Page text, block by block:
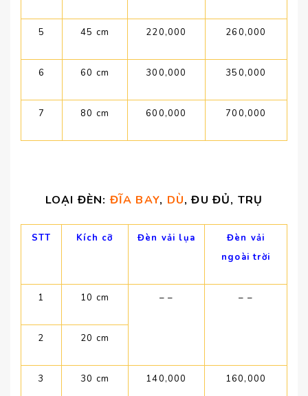
5 45 cm 220,000 260,000
6 60 cm 300,000 350,000
7 80 cm 600,000 700,000
LOẠI ĐÈN:ĐĨA BAY, DÙ, ĐU ĐỦ, TRỤ
STT Kích cỡ Đèn vải lụa
Đèn vải
ngoài trời
1 10 cm – – – –
2 20 cm
3 30 cm 140,000 160,000